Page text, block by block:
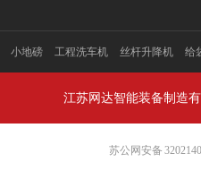
小地磅 工程洗车机 丝杆升降机 给
江苏网达智能装备制造
苏公网安备